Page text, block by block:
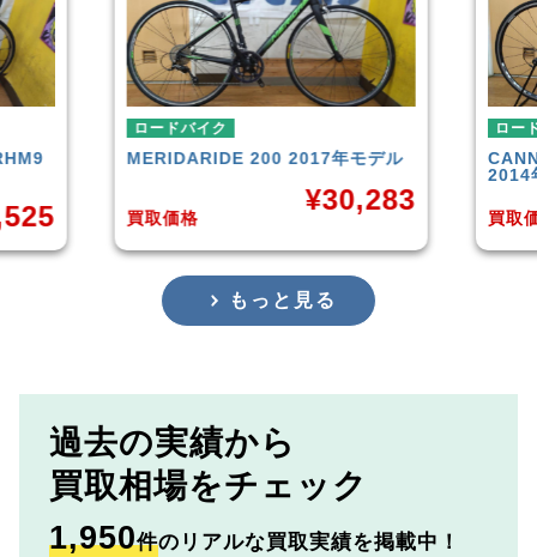
ロードバイク
MERIDARIDE 200 2017年モデル
買取価格
¥30,283
ロー
2014
買取
もっと見る
過去の実績から
買取相場をチェック
1,950件のリアルな買取実績を掲載中！